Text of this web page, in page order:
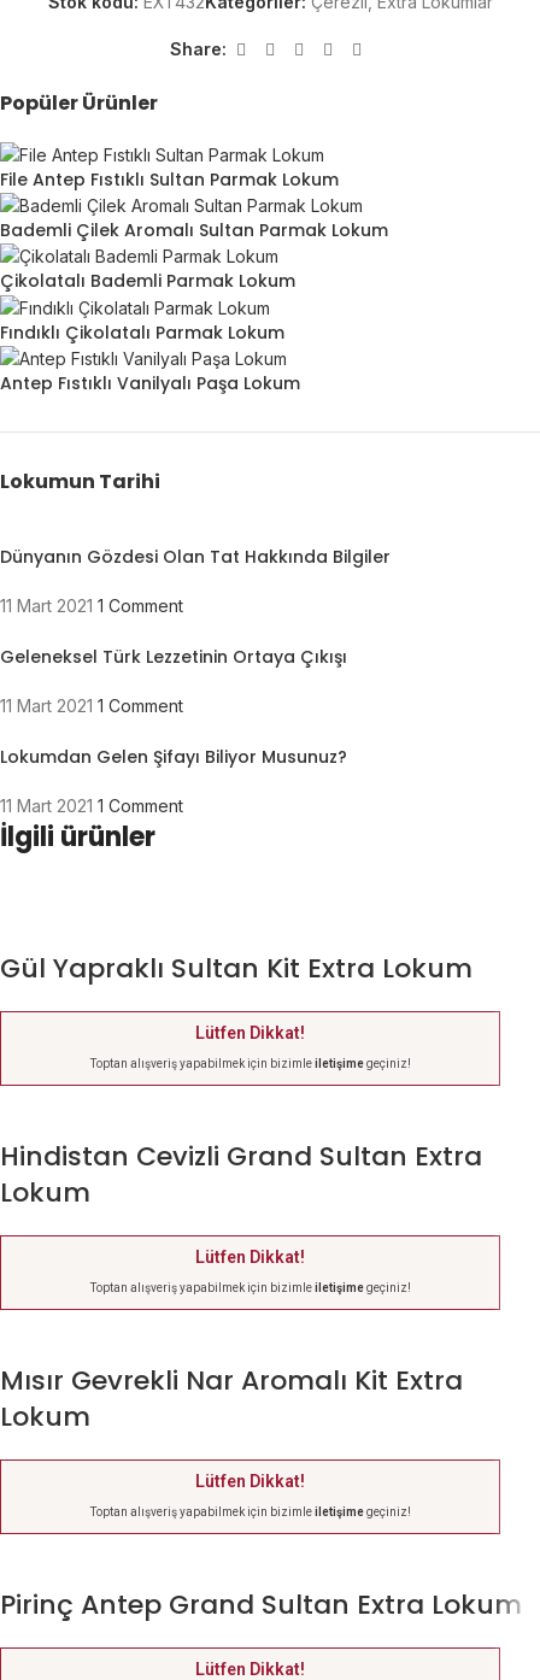
Share:
Popüler Ürünler
File Antep Fıstıklı Sultan Parmak Lokum
Bademli Çilek Aromalı Sultan Parmak Lokum
Çikolatalı Bademli Parmak Lokum
Fındıklı Çikolatalı Parmak Lokum
Antep Fıstıklı Vanilyalı Paşa Lokum
Lokumun Tarihi
Dünyanın Gözdesi Olan Tat Hakkında Bilgiler
11 Mart 2021 1 Comment
Geleneksel Türk Lezzetinin Ortaya Çıkışı
11 Mart 2021 1 Comment
Lokumdan Gelen Şifayı Biliyor Musunuz?
11 Mart 2021 1 Comment
İlgili ürünler
Gül Yapraklı Sultan Kit Extra Lokum
Lütfen Dikkat!
Toptan alışveriş yapabilmek için bizimleiletişimegeçiniz!
Hindistan Cevizli Grand Sultan Extra
Lokum
Lütfen Dikkat!
Toptan alışveriş yapabilmek için bizimleiletişimegeçiniz!
Mısır Gevrekli Nar Aromalı Kit Extra
Lokum
Lütfen Dikkat!
Toptan alışveriş yapabilmek için bizimleiletişimegeçiniz!
Pirinç Antep Grand Sultan Extra Lokum
Lütfen Dikkat!